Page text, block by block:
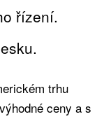
řízení.
trhu
ceny a s